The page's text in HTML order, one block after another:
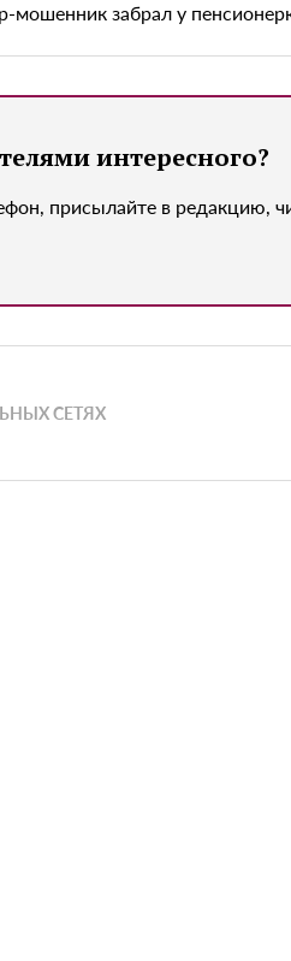
мошенник забрал у
интересного?
присылайте в редакцию,
СЕТЯХ